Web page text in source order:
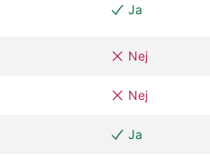
Ja
Nej
Nej
Ja